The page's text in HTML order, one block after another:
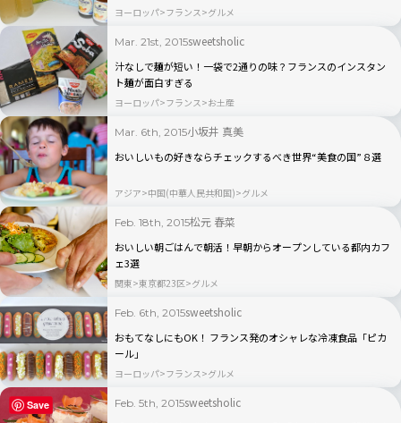
ヨーロッパ フランス グルメ
Mar. 21st, 2015sweetsholic
汁なしで麺が短い！一袋で2通りの味？フランスのインスタン
ト麺が面白すぎる
ヨーロッパ フランス お土産
Mar. 6th, 2015小坂井 真美
おいしいもの好きならチェックするべき世界“美食の国”８選
アジア 中国(中華人民共和国) グルメ
Feb. 18th, 2015松元 春菜
おいしい朝ごはんで朝活！早朝からオープンしている都内カフ
ェ3選
関東 東京都23区 グルメ
Feb. 6th, 2015sweetsholic
おもてなしにもOK！ フランス発のオシャレな冷凍食品「ピカ
ール」
ヨーロッパ フランス グルメ
Feb. 5th, 2015sweetsholic
Save